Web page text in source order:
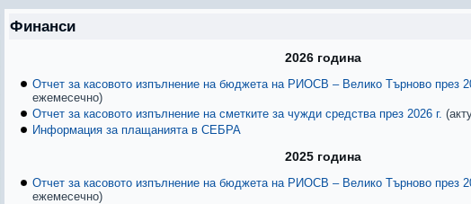
Финанси
2026 година
Отчет за касовото изпълнение на бюджета на РИОСВ – Велико Търново през
ежемесечно)
Отчет за касовото изпълнение на сметките за чужди средства през 2026 г.
Информация за плащанията в СЕБРА
2025 година
Отчет за касовото изпълнение на бюджета на РИОСВ – Велико Търново през
ежемесечно)